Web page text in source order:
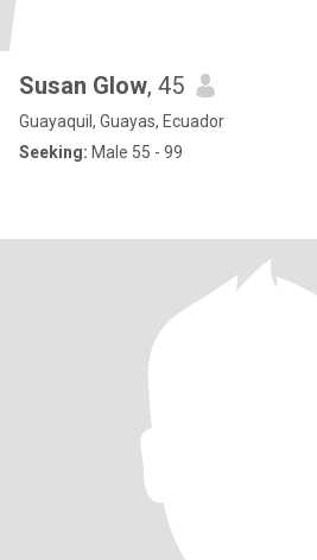
Susan Glow, 45
Guayaquil, Guayas, Ecuador
Seeking: Male 55 - 99